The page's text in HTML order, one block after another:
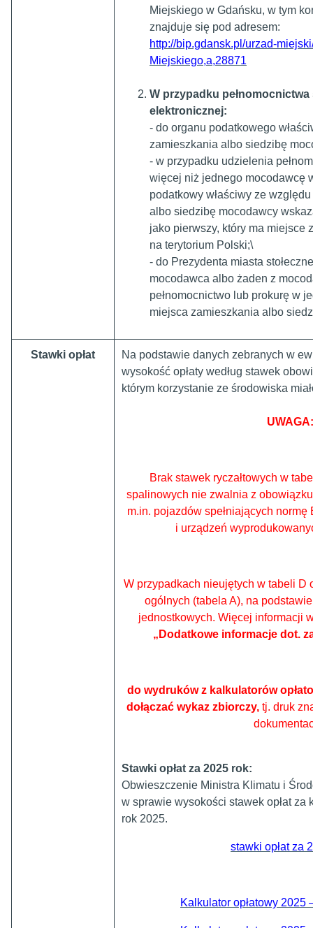
Miejskiego w Gdańsku, w tym
znajduje się pod adresem:
http://bip.gdansk.pl/urzad-
Miejskiego,a,28871
W przypadku pełnomocnictwa
elektronicznej:
- do organu podatkowego
zamieszkania albo siedzibę
- w przypadku udzielenia
więcej niż jednego mocodawcę
podatkowy właściwy ze
albo siedzibę mocodawcy
jako pierwszy, który ma miejsce
na terytorium Polski;\
- do Prezydenta miasta
mocodawca albo żaden z
pełnomocnictwo lub prokurę w
miejsca zamieszkania albo
Stawki opłat
Na podstawie danych zebranych w
wysokość opłaty według stawek
którym korzystanie ze środowiska
UWAGA:
Brak stawek ryczałtowych w
spalinowych nie zwalnia z
m.in. pojazdów spełniających
i urządzeń
W przypadkach nieujętych w tabeli D
ogólnych (tabela A), na
jednostkowych. Więcej informacji
„Dodatkowe informacje dot.
do wydruków z kalkulatorów
dołączać wykaz zbiorczy, tj. druk
Stawki opłat za 2025 rok:
Obwieszczenie Ministra Klimatu i
w sprawie wysokości stawek opłat za
rok 2025.
stawki opłat za
Kalkulator opłatowy 2025